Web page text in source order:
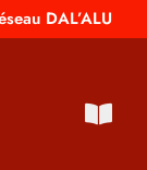
DAL’ALU